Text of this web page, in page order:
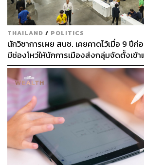
THAILAND / POLITICS
นักวิชาการเผย สนช. เคยคาดไว้เมื่อ 9 ปีก่
มีช่องโหว่ให้นักการเมืองส่งกลุ่มจัดตั้งเข้
ล้านยึดประเทศได้